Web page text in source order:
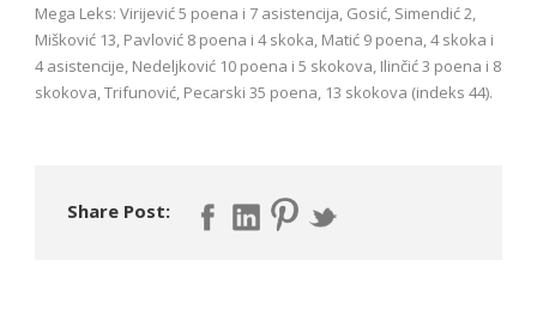
Mega Leks: Virijević 5 poena i 7 asistencija, Gosić, Simendić 2,
Mišković 13, Pavlović 8 poena i 4 skoka, Matić 9 poena, 4 skoka i
4 asistencije, Nedeljković 10 poena i 5 skokova, Ilinčić 3 poena i 8
skokova, Trifunović, Pecarski 35 poena, 13 skokova (indeks 44).
Share Post: